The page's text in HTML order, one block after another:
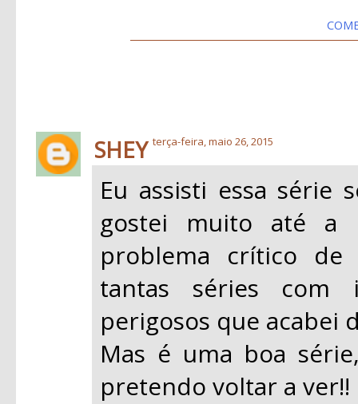
SHEY terça-feira, maio 26, 2015
Eu assisti essa série
gostei muito até a
problema crítico
tantas séries com
perigosos que acabei
Mas é uma boa
pretendo voltar a ver!!